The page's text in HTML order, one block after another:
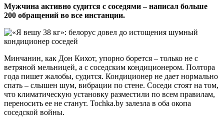
Мужчина активно судится с соседями – написал больше
200 обращений во все инстанции.
Минчанин, как Дон Кихот, упорно борется – только не с
ветряной мельницей, а с соседским кондиционером. Полтора
года пишет жалобы, судится. Кондиционер не дает нормально
спать – слышен шум, вибрации по стене. Соседи стоят на том,
что климатическую установку разместили по всем правилам,
переносить ее не станут. Tochka.by залезла в оба окопа
соседской войны.